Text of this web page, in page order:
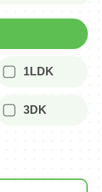
1LDK
3DK